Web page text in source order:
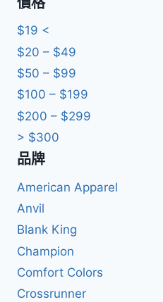
關
鍵
字:
$19 <
$20 – $49
$50 – $99
$100 – $199
$200 – $299
> $300
品牌
American Apparel
Anvil
Blank King
Champion
Comfort Colors
Crossrunner